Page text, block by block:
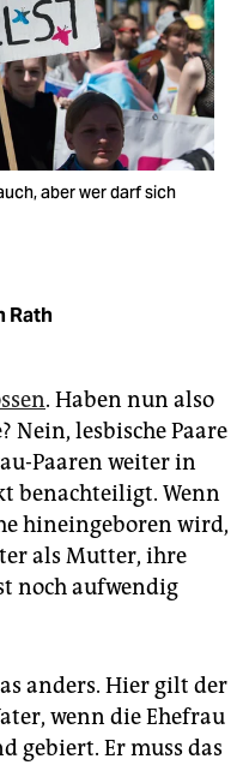
aber wer darf sich
Rath
. Haben nun also
Nein, lesbische Paare
Paaren weiter in
benachteiligt. Wenn
hineingeboren wird,
als Mutter, ihre
noch aufwendig
anders. Hier gilt der
wenn die Ehefrau
gebiert. Er muss das